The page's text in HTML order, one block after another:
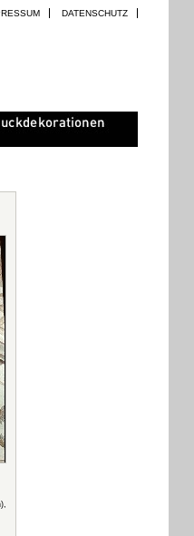
DATENSCHUTZ